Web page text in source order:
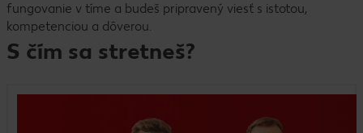
fungovanie v tíme a budeš pripravený viesť s istotou,
kompetenciou a dôverou.
S čím sa stretneš?